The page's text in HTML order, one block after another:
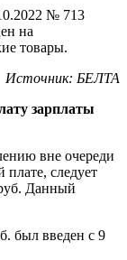
№ 713
на
товары.
Источник: БЕЛТА
зарплаты
вне очереди
плате, следует
Данный
был введен с 9